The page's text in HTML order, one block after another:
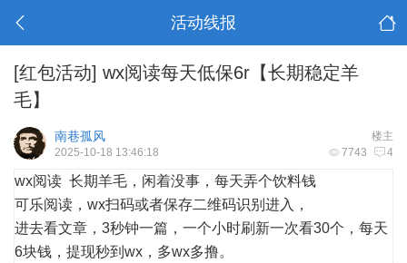
活动线报
[红包活动] wx阅读每天低保6r【长期稳定羊
毛】
楼主
南巷孤风
7743 4
2025-10-18 13:46:18
wx阅读 长期羊毛，闲着没事，每天弄个饮料钱
可乐阅读，wx扫码或者保存二维码识别进入，
进去看文章，3秒钟一篇，一个小时刷新一次看30个，每天
6块钱，提现秒到wx，多wx多撸。